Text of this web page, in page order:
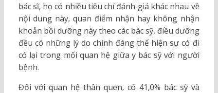
bác sĩ, họ có nhiều tiêu chí đánh giá khác nhau về
nội dung này, quan điểm nhận hay không nhận
khoản bồi dưỡng này theo các bác sỹ, điều dưỡng
đều có những lý do chính đáng thể hiện sự có đi
có lại trong mối quan hệ giữa y bác sỹ với người
bệnh.
Đối với quan hệ thân quen, có 41,0% bác sỹ và